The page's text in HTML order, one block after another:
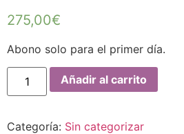
275,00€
Abono solo para el primer día.
Añadir al carrito
Categoría: Sin categorizar